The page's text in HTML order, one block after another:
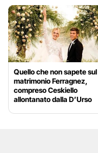
Quello che non sapete sul
matrimonio Ferragnez,
compreso Ceskiello
allontanato dalla D’Urso